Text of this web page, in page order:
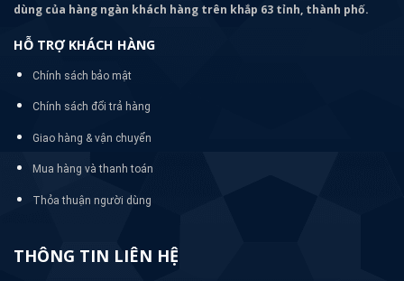
dùng của hàng ngàn khách hàng trên khắp 63 tỉnh, thành phố.
HỖ TRỢ KHÁCH HÀNG
Chính sách bảo mật
Chính sách đổi trả hàng
Giao hàng & vận chuyển
Mua hàng và thanh toán
Thỏa thuận người dùng
THÔNG TIN LIÊN HỆ